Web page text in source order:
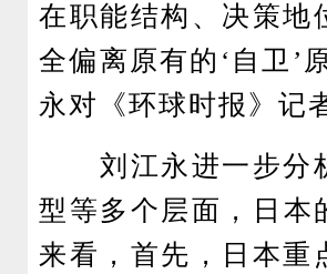
在职能结构、决策地
全偏离原有的‘自卫’
永对《环球时报》记
刘江永进一步分析
型等多个层面，日本
来看，首先，日本重